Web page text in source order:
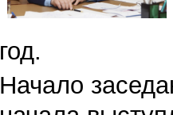
год.
Начало